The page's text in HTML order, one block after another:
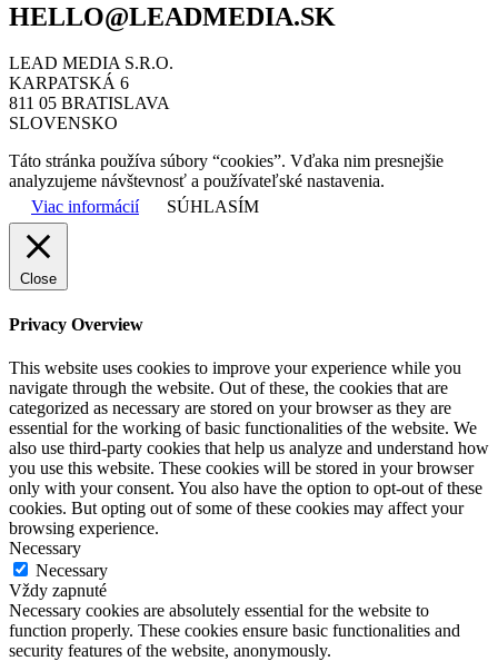
HELLO@LEADMEDIA.SK
LEAD MEDIA S.R.O.
KARPATSKÁ 6
811 05 BRATISLAVA
SLOVENSKO
Táto stránka používa súbory “cookies”. Vďaka nim presnejšie
analyzujeme návštevnosť a používateľské nastavenia.
Viac informácií
SÚHLASÍM
Close
Privacy Overview
This website uses cookies to improve your experience while you
navigate through the website. Out of these, the cookies that are
categorized as necessary are stored on your browser as they are
essential for the working of basic functionalities of the website. We
also use third-party cookies that help us analyze and understand how
you use this website. These cookies will be stored in your browser
only with your consent. You also have the option to opt-out of these
cookies. But opting out of some of these cookies may affect your
browsing experience.
Necessary
Necessary
Vždy zapnuté
Necessary cookies are absolutely essential for the website to
function properly. These cookies ensure basic functionalities and
security features of the website, anonymously.